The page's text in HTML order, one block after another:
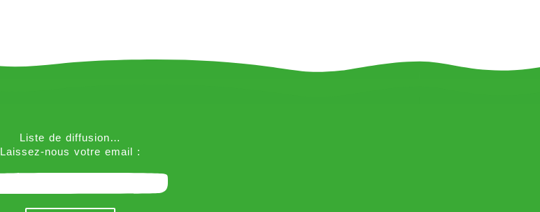
Liste de diffusion…
Laissez-nous votre email :